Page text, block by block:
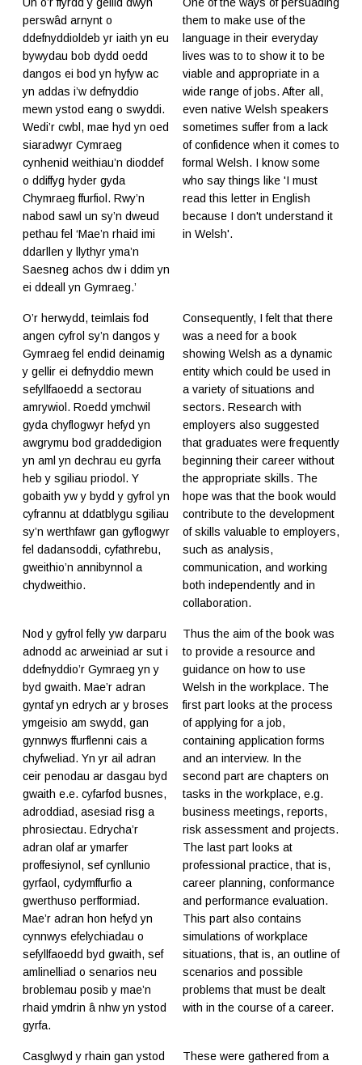
Un o’r ffyrdd y gellid dwyn
perswâd arnynt o
ddefnyddioldeb yr iaith yn eu
bywydau bob dydd oedd
dangos ei bod yn hyfyw ac
yn addas i’w defnyddio
mewn ystod eang o swyddi.
Wedi’r cwbl, mae hyd yn oed
siaradwyr Cymraeg
cynhenid weithiau’n dioddef
o ddiffyg hyder gyda
Chymraeg ffurfiol. Rwy’n
nabod sawl un sy’n dweud
pethau fel ‘Mae’n rhaid imi
ddarllen y llythyr yma’n
Saesneg achos dw i ddim yn
ei ddeall yn Gymraeg.’
One of the ways of persuading
them to make use of the
language in their everyday
lives was to to show it to be
viable and appropriate in a
wide range of jobs. After all,
even native Welsh speakers
sometimes suffer from a lack
of confidence when it comes to
formal Welsh. I know some
who say things like 'I must
read this letter in English
because I don't understand it
in Welsh'.
O’r herwydd, teimlais fod
angen cyfrol sy’n dangos y
Gymraeg fel endid deinamig
y gellir ei defnyddio mewn
sefyllfaoedd a sectorau
amrywiol. Roedd ymchwil
gyda chyflogwyr hefyd yn
awgrymu bod graddedigion
yn aml yn dechrau eu gyrfa
heb y sgiliau priodol. Y
gobaith yw y bydd y gyfrol yn
cyfrannu at ddatblygu sgiliau
sy’n werthfawr gan gyflogwyr
fel dadansoddi, cyfathrebu,
gweithio’n annibynnol a
chydweithio.
Consequently, I felt that there
was a need for a book
showing Welsh as a dynamic
entity which could be used in
a variety of situations and
sectors. Research with
employers also suggested
that graduates were frequently
beginning their career without
the appropriate skills. The
hope was that the book would
contribute to the development
of skills valuable to employers,
such as analysis,
communication, and working
both independently and in
collaboration.
Nod y gyfrol felly yw darparu
adnodd ac arweiniad ar sut i
ddefnyddio’r Gymraeg yn y
byd gwaith. Mae’r adran
gyntaf yn edrych ar y broses
ymgeisio am swydd, gan
gynnwys ffurflenni cais a
chyfweliad. Yn yr ail adran
ceir penodau ar dasgau byd
gwaith e.e. cyfarfod busnes,
adroddiad, asesiad risg a
phrosiectau. Edrycha’r
adran olaf ar ymarfer
proffesiynol, sef cynllunio
gyrfaol, cydymffurfio a
gwerthuso perfformiad.
Mae’r adran hon hefyd yn
cynnwys efelychiadau o
sefyllfaoedd byd gwaith, sef
amlinelliad o senarios neu
broblemau posib y mae’n
rhaid ymdrin â nhw yn ystod
gyrfa.
Thus the aim of the book was
to provide a resource and
guidance on how to use
Welsh in the workplace. The
first part looks at the process
of applying for a job,
containing application forms
and an interview. In the
second part are chapters on
tasks in the workplace, e.g.
business meetings, reports,
risk assessment and projects.
The last part looks at
professional practice, that is,
career planning, conformance
and performance evaluation.
This part also contains
simulations of workplace
situations, that is, an outline of
scenarios and possible
problems that must be dealt
with in the course of a career.
Casglwyd y rhain gan ystod These were gathered from a